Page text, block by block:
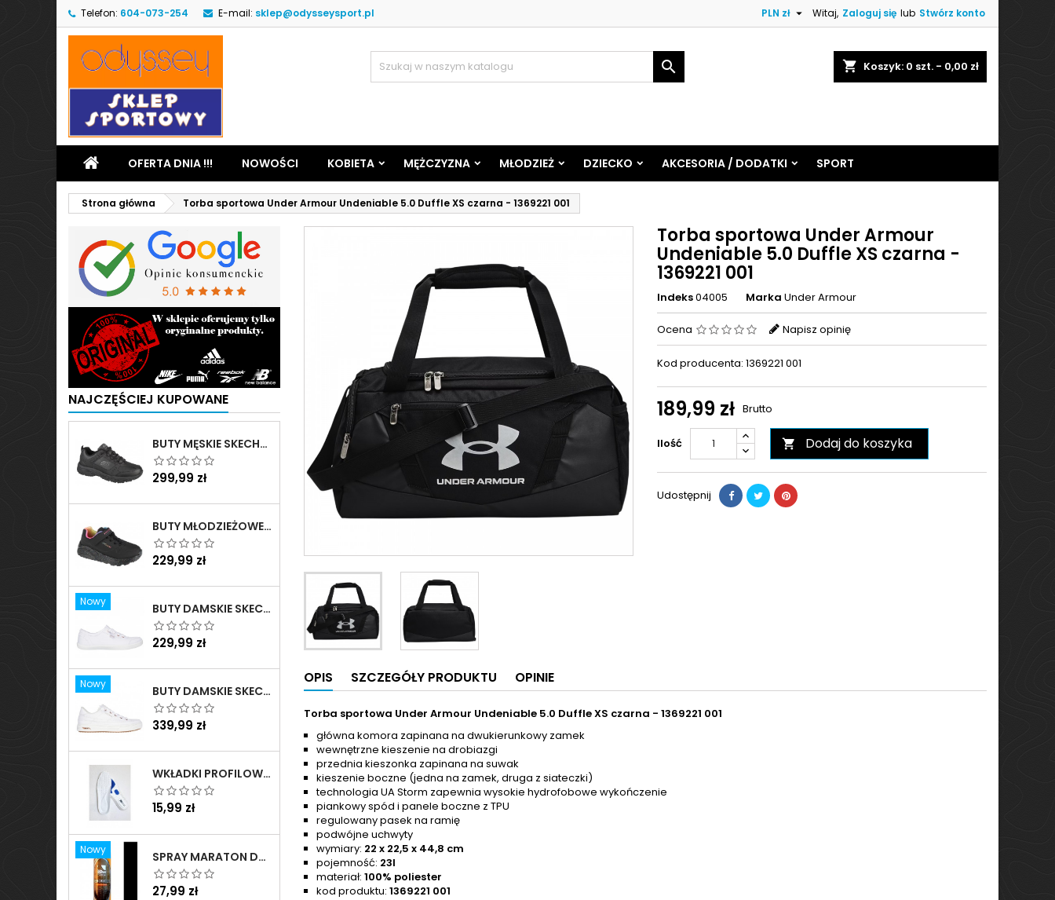
Telefon: 604-073-254 E-mail: sklep@odysseysport.pl Witaj, Zaloguj się lub Stwórz konto
PLN zł 
shopping_cart Koszyk: 0 szt. - 0,00 zł

OFERTA DNIA !!! NOWOŚCI KOBIETA MĘŻCZYZNA MŁODZIEŻ DZIECKO AKCESORIA / DODATKI SPORT
Strona główna Torba sportowa Under Armour Undeniable 5.0 Duffle XS czarna - 1369221 001
NAJCZĘŚCIEJ KUPOWANE
BUTY MĘSKIE SKECHERS OAK CANYON-REDWICK CZARNE - 51896 BBK
Cena
299,99 zł
BUTY MŁODZIEŻOWE SKECHERS UNO LITE RAINBOW SPECKS - 310457L-BKMT
Cena
229,99 zł
Nowy BUTY DAMSKIE SKECHERS BOBS B CUTE BIAŁE - 33492 WHT
Cena
229,99 zł
Nowy BUTY DAMSKIE SKECHERS ARCH FIT ARCADE - MEET YA THERE BIAŁE - 177190 WHT
Cena
339,99 zł
WKŁADKI PROFILOWANE DO BUTÓW SPORTOWYCH BIAŁE - 161
Cena
15,99 zł
Nowy SPRAY MARATON DO ZAMSZU I NUBUKU CZARNY POJ.250 ML - 805
Cena
27,99 zł
Torba sportowa Under Armour
Undeniable 5.0 Duffle XS czarna -
1369221 001
Indeks04005 Marka Under Armour
Ocena Napisz opinię
Kod producenta: 1369221 001
189,99 zł Brutto
Ilość  Dodaj do koszyka
Udostępnij
OPIS SZCZEGÓŁY PRODUKTU OPINIE
Torba sportowa Under Armour Undeniable 5.0 Duffle XS czarna - 1369221 001
główna komora zapinana na dwukierunkowy zamek
wewnętrzne kieszenie na drobiazgi
przednia kieszonka zapinana na suwak
kieszenie boczne (jedna na zamek, druga z siateczki)
technologia UA Storm zapewnia wysokie hydrofobowe wykończenie
piankowy spód i panele boczne z TPU
regulowany pasek na ramię
podwójne uchwyty
wymiary: 22 x 22,5 x 44,8 cm
pojemność: 23l
materiał: 100% poliester
kod produktu: 1369221 001